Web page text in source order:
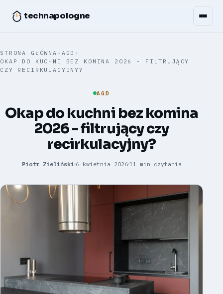
technapologne
STRONA GŁÓWNA › AGD ›
OKAP DO KUCHNI BEZ KOMINA 2026 - FILTRUJĄCY
CZY RECIRKULACYJNY?
AGD
Okap do kuchni bez komina
2026 - filtrujący czy
recirkulacyjny?
Piotr Zieliński 6 kwietnia 2026 11 min czytania